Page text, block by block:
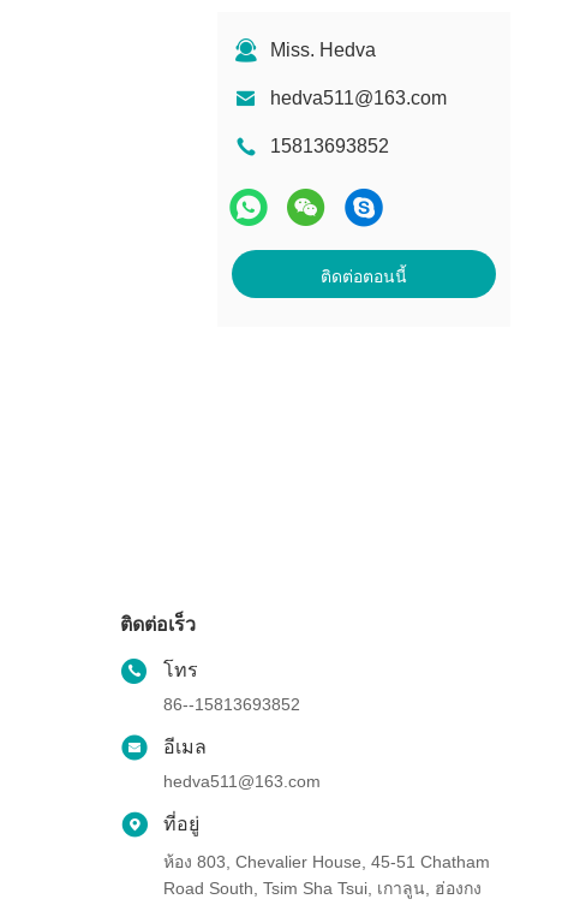
Miss. Hedva
hedva511@163.com
15813693852
ติดต่อตอนนี้
ติดต่อเร็ว
โทร
86--15813693852
อีเมล
hedva511@163.com
ที่อยู่
ห้อง 803, Chevalier House, 45-51 Chatham
Road South, Tsim Sha Tsui, เกาลูน, ฮ่องกง